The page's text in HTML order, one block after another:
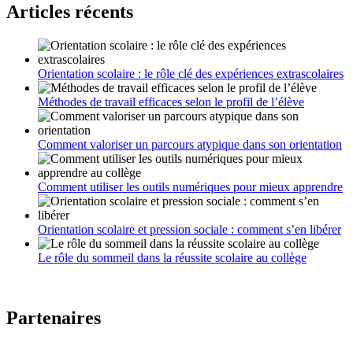
Articles récents
Orientation scolaire : le rôle clé des expériences extrascolaires
Méthodes de travail efficaces selon le profil de l’élève
Comment valoriser un parcours atypique dans son orientation
Comment utiliser les outils numériques pour mieux apprendre
Orientation scolaire et pression sociale : comment s’en libérer
Le rôle du sommeil dans la réussite scolaire au collège
Partenaires